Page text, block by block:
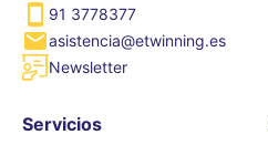
91 3778377
asistencia@etwinning.es
Newsletter
Servicios